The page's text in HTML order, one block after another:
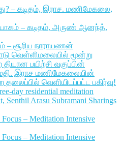
– கடிதம், இராச. மணிமேகலை,
– கடிதம், அருண் ஆனந்த்,
– சூரிய நாராயணன்
வெள்ளிமலையில் மூன்று
பயிற்சி வகுப்பின்
இராச மணிமேகலையின்
தலைப்பில் வெளியிடப்பட்ட பகிர்வு!
day residential meditation
Senthil Arasu Subramani Sharings
– Meditation Intensive
– Meditation Intensive